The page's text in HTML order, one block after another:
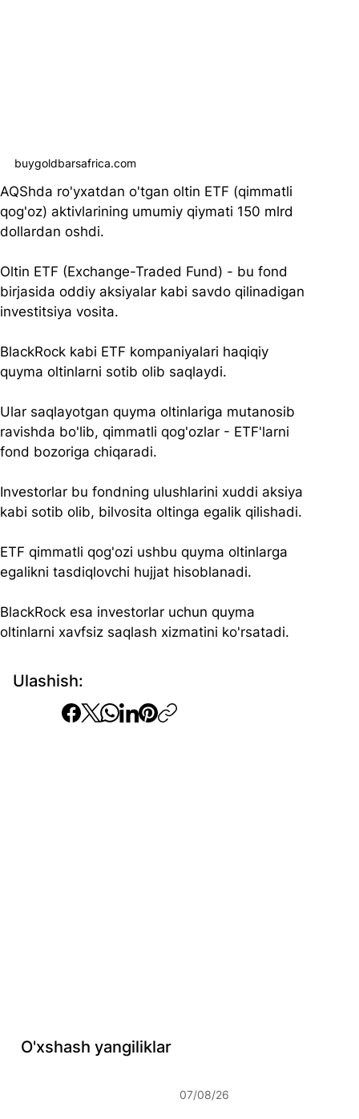
Ulashish:
AQShda ro'yxatdan o'tgan oltin ETF (qimmatli
qog'oz) aktivlarining umumiy qiymati 150 mlrd
dollardan oshdi.
Oltin ETF (Exchange-Traded Fund) - bu fond
birjasida oddiy aksiyalar kabi savdo qilinadigan
investitsiya vosita.
BlackRock kabi ETF kompaniyalari haqiqiy
quyma oltinlarni sotib olib saqlaydi.
Ular saqlayotgan quyma oltinlariga mutanosib
ravishda bo'lib, qimmatli qog'ozlar - ETF'larni
fond bozoriga chiqaradi.
Investorlar bu fondning ulushlarini xuddi aksiya
kabi sotib olib, bilvosita oltinga egalik qilishadi.
ETF qimmatli qog'ozi ushbu quyma oltinlarga
egalikni tasdiqlovchi hujjat hisoblanadi.
BlackRock esa investorlar uchun quyma
oltinlarni xavfsiz saqlash xizmatini ko'rsatadi.
buygoldbarsafrica.com
O'xshash yangiliklar
07/08/26